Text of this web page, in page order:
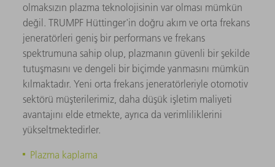
olmaksızın plazma teknolojisinin var olması mümkün
değil. TRUMPF Hüttinger'in doğru akım ve orta frekans
jeneratörleri geniş bir performans ve frekans
spektrumuna sahip olup, plazmanın güvenli bir şekilde
tutuşmasını ve dengeli bir biçimde yanmasını mümkün
kılmaktadır. Yeni orta frekans jeneratörleriyle otomotiv
sektörü müşterilerimiz, daha düşük işletim maliyeti
avantajını elde etmekte, ayrıca da verimliliklerini
yükseltmektedirler.
Plazma kaplama